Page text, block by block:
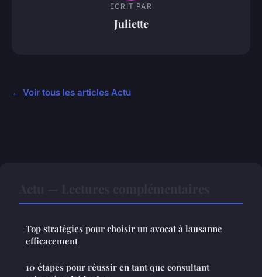
ECRIT PAR
Juliette
← Voir tous les articles Actu
Top stratégies pour choisir un avocat à lausanne
efficacement
10 étapes pour réussir en tant que consultant